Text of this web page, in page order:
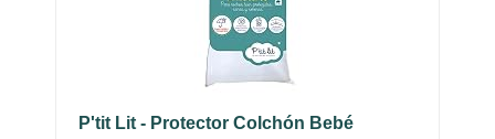
P'tit Lit - Protector Colchón Bebé